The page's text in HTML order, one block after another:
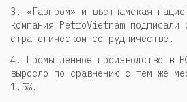
3. «Газпром» и вьетнамская
компания PetroVietnam подписали
стратегическом сотрудничестве.
4. Промышленное производство в
выросло по сравнению с тем же
1,5%.